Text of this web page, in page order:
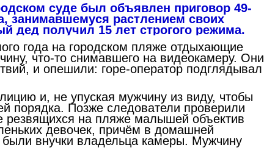
суде был объявлен приговор 49-
занимавшемуся растлением своих
дед получил 15 лет строгого режима.
года на городском пляже отдыхающие
что-то снимавшего на видеокамеру. Они
и опешили: горе-оператор подглядывал
и, не упуская мужчину из виду, чтобы
порядка. Позже следователи проверили
на пляже малышей объектив
девочек, причём в домашней
были внучки владельца камеры. Мужчину